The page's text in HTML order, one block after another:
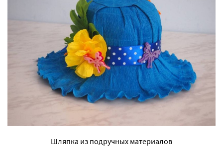
Шляпка из подручных материалов